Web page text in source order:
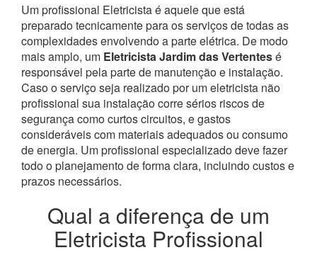
Um profissional Eletricista é aquele que está
preparado tecnicamente para os serviços de todas as
complexidades envolvendo a parte elétrica. De modo
mais amplo, um Eletricista Jardim das Vertentesé
responsável pela parte de manutenção e instalação.
Caso o serviço seja realizado por um eletricista não
profissional sua instalação corre sérios riscos de
segurança como curtos circuitos, e gastos
consideráveis com materiais adequados ou consumo
de energia. Um profissional especializado deve fazer
todo o planejamento de forma clara, incluindo custos e
prazos necessários.
Qual a diferença de um
Eletricista Profissional